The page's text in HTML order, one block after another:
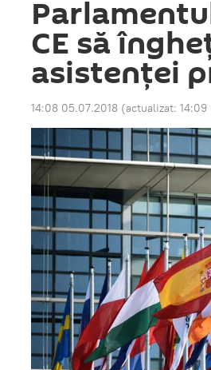
CE să
asistenței
14:08 05.07.2018 (actualizat: 14:09